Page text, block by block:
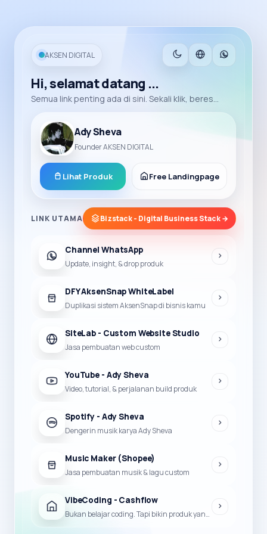
AKSEN DIGITAL
Hi, selamat datang ...
Semua link penting ada di sini. Sekali klik, beres...
Ady Sheva
Founder AKSEN DIGITAL
Lihat Produk Free Landingpage
LINK UTAMA Bizstack - Digital Business Stack →
Channel WhatsApp
Update, insight, & drop produk
DFY AksenSnap WhiteLabel
Duplikasi sistem AksenSnap di bisnis kamu
SiteLab - Custom Website Studio
Jasa pembuatan web custom
YouTube - Ady Sheva
Video, tutorial, & perjalanan build produk
Spotify - Ady Sheva
Dengerin musik karya Ady Sheva
Music Maker (Shopee)
Jasa pembuatan musik & lagu custom
VibeCoding - Cashflow
Bukan belajar coding. Tapi bikin produk yang bisa jadi duit